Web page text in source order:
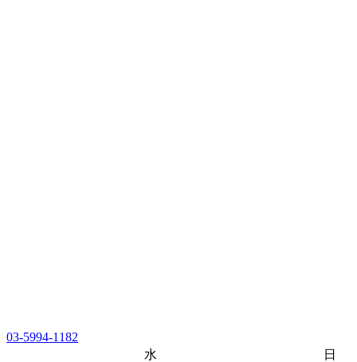
03-5994-1182
水
日